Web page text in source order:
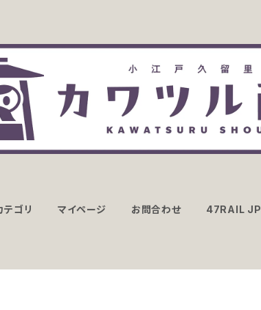
テゴリ マイページ お問合わせ 47RAIL JP